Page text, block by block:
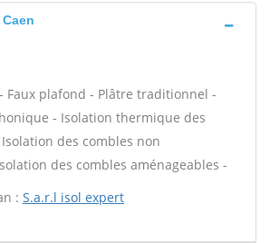
Faux plafond - Plâtre traditionnel -
- Isolation thermique des
des combles non
des combles aménageables -
: S.a.r.l isol expert